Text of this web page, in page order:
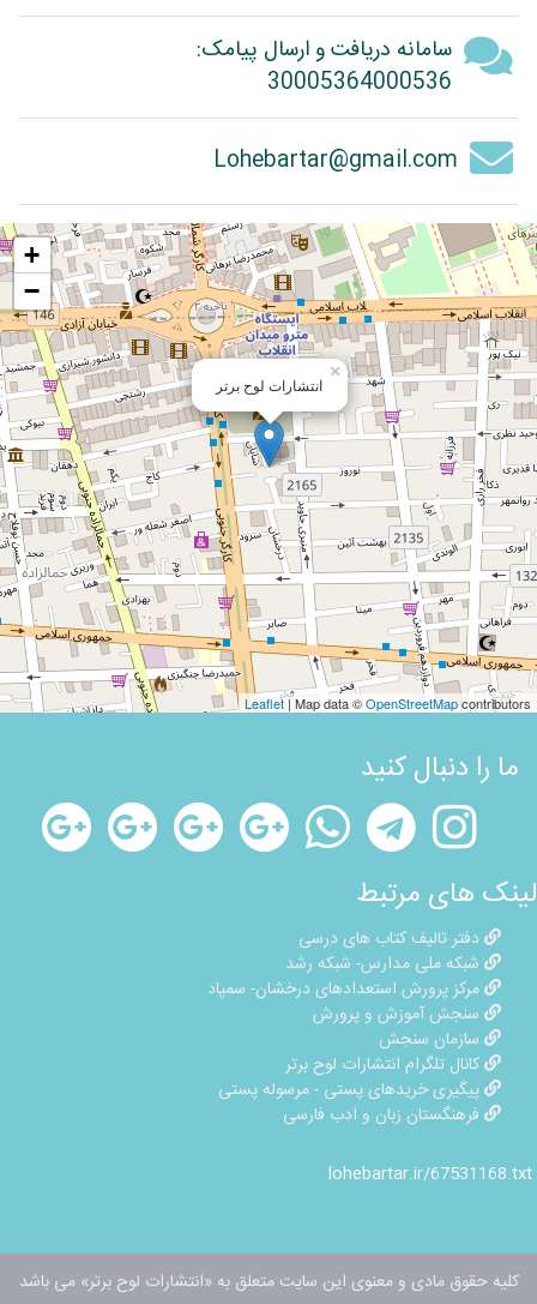
سامانه دریافت و ارسال پیامک:
30005364000536
Lohebartar@gmail.com
انتشارات لوح برتر
×
+
−
Leaflet| Map data ©OpenStreetMapcontributors
ما را دنبال کنید
لینک های مرتبط
دفتر تالیف کتاب های درسی
شبکه ملی مدارس- شبکه رشد
مرکز پرورش استعدادهای درخشان- سمپاد
سنجش آموزش و پرورش
سازمان سنجش
کانال تلگرام انتشارات لوح برتر
پیگیری خریدهای پستی - مرسوله پستی
فرهنگستان زبان و ادب فارسی
lohebartar.ir/67531168.txt
کلیه حقوق مادی و معنوی این سایت متعلق به «انتشارات لوح برتر» می باشد